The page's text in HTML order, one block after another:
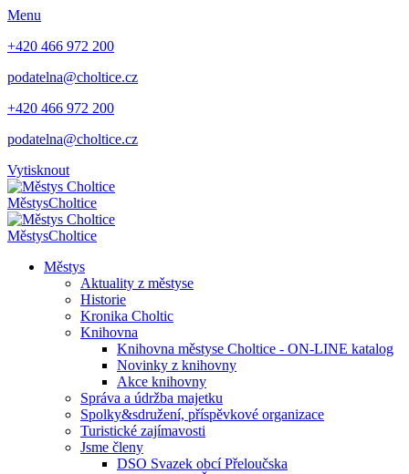
Menu
+420 466 972 200
podatelna@choltice.cz
+420 466 972 200
podatelna@choltice.cz
Vytisknout
MěstysCholtice
MěstysCholtice
Městys
Aktuality z městyse
Historie
Kronika Choltic
Knihovna
Knihovna městyse Choltice - ON-LINE katalog
Novinky z knihovny
Akce knihovny
Správa a údržba majetku
Spolky&sdružení, příspěvkové organizace
Turistické zajímavosti
Jsme členy
DSO Svazek obcí Přeloučska